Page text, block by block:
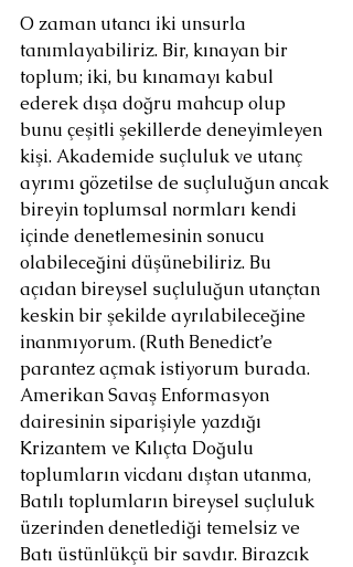
O zaman utancı iki unsurla
tanımlayabiliriz. Bir, kınayan bir
toplum; iki, bu kınamayı kabul
ederek dışa doğru mahcup olup
bunu çeşitli şekillerde deneyimleyen
kişi. Akademide suçluluk ve utanç
ayrımı gözetilse de suçluluğun ancak
bireyin toplumsal normları kendi
içinde denetlemesinin sonucu
olabileceğini düşünebiliriz. Bu
açıdan bireysel suçluluğun utançtan
keskin bir şekilde ayrılabileceğine
inanmıyorum. (Ruth Benedict’e
parantez açmak istiyorum burada.
Amerikan Savaş Enformasyon
dairesinin siparişiyle yazdığı
Krizantem ve Kılıçta Doğulu
toplumların vicdanı dıştan utanma,
Batılı toplumların bireysel suçluluk
üzerinden denetlediği temelsiz ve
Batı üstünlükçü bir savdır. Birazcık